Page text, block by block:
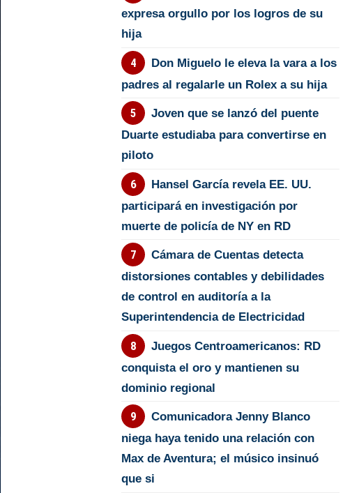
expresa orgullo por los logros de su
hija
Don Miguelo le eleva la vara a los
padres al regalarle un Rolex a su hija
Joven que se lanzó del puente
Duarte estudiaba para convertirse en
piloto
Hansel García revela EE. UU.
participará en investigación por
muerte de policía de NY en RD
Cámara de Cuentas detecta
distorsiones contables y debilidades
de control en auditoría a la
Superintendencia de Electricidad
Juegos Centroamericanos: RD
conquista el oro y mantienen su
dominio regional
Comunicadora Jenny Blanco
niega haya tenido una relación con
Max de Aventura; el músico insinuó
que si